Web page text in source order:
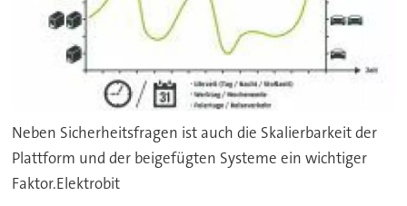
Neben Sicherheitsfragen ist auch die Skalierbarkeit der
Plattform und der beigefügten Systeme ein wichtiger
Faktor.Elektrobit